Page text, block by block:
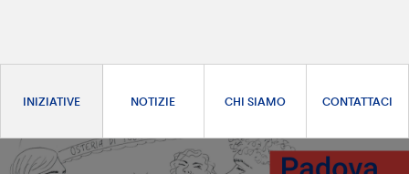
INIZIATIVE NOTIZIE CHI SIAMO CONTATTACI